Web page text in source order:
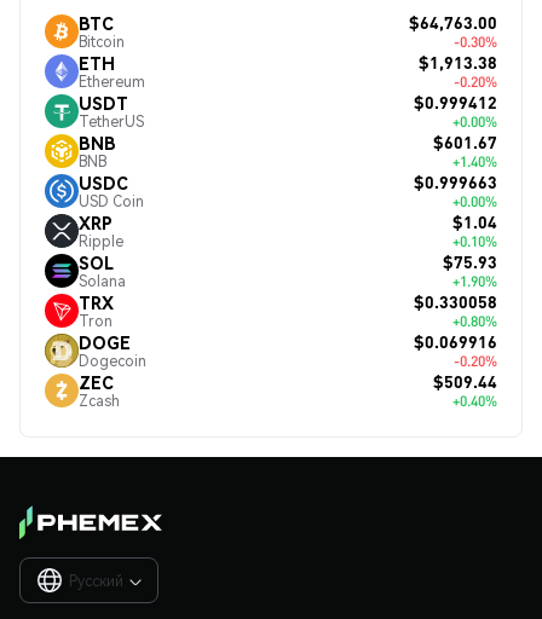
BTC
Bitcoin
$64,763.00
-0.30%
ETH
Ethereum
$1,913.38
-0.20%
USDT
TetherUS
$0.999412
+0.00%
BNB
BNB
$601.67
+1.40%
USDC
USD Coin
$0.999663
+0.00%
XRP
Ripple
$1.04
+0.10%
SOL
Solana
$75.93
+1.90%
TRX
Tron
$0.330058
+0.80%
DOGE
Dogecoin
$0.069916
-0.20%
ZEC
Zcash
$509.44
+0.40%
Русский 